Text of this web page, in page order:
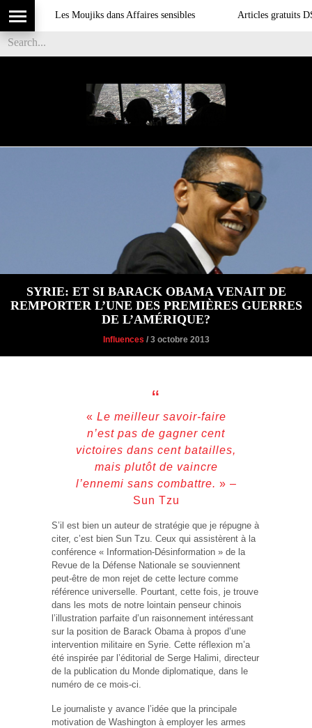
Les Moujiks dans Affaires sensibles Articles gratuits DSI
SYRIE: ET SI BARACK OBAMA VENAIT DE
REMPORTER L’UNE DES PREMIÈRES GUERRES
DE L’AMÉRIQUE?
Influences / 3 octobre 2013
« Le meilleur savoir-faire
n’est pas de gagner cent
victoires dans cent batailles,
mais plutôt de vaincre
l’ennemi sans combattre. » –
Sun Tzu
S’il est bien un auteur de stratégie que je répugne à
citer, c’est bien Sun Tzu. Ceux qui assistèrent à la
conférence « Information-Désinformation » de la
Revue de la Défense Nationale se souviennent
peut-être de mon rejet de cette lecture comme
référence universelle. Pourtant, cette fois, je trouve
dans les mots de notre lointain penseur chinois
l’illustration parfaite d’un raisonnement intéressant
sur la position de Barack Obama à propos d’une
intervention militaire en Syrie. Cette réflexion m’a
été inspirée par l’éditorial de Serge Halimi, directeur
de la publication du Monde diplomatique, dans le
numéro de ce mois-ci.
Le journaliste y avance l’idée que la principale
motivation de Washington à employer les armes